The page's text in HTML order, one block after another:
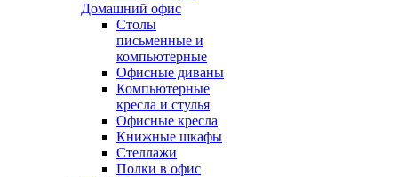
Домашний офис
Столы
письменные и
компьютерные
Офисные диваны
Компьютерные
кресла и стулья
Офисные кресла
Книжные шкафы
Стеллажи
Полки в офис